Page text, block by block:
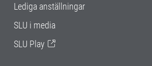
Lediga anställningar
SLU i media
SLU Play